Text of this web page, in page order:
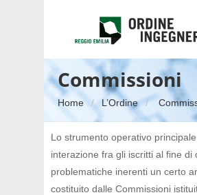
Commissioni
Home L’Ordine
Lo strumento operativo
interazione fra gli iscritti al fine di
problematiche inerenti un certo
costituito dalle Commissioni